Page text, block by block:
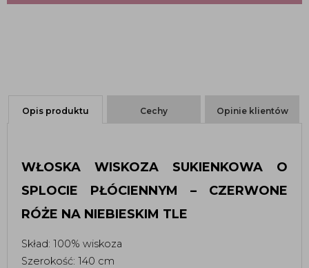
Opis produktu Cechy Opinie klientów
WŁOSKA WISKOZA SUKIENKOWA O
SPLOCIE PŁÓCIENNYM – CZERWONE
RÓŻE NA NIEBIESKIM TLE
Skład: 100% wiskoza
Szerokość: 140 cm